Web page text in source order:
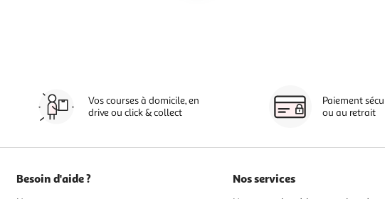
Vos courses à domicile, en
drive ou click & collect
Paiement
ou au retrait
Besoin d'aide ? Nos services